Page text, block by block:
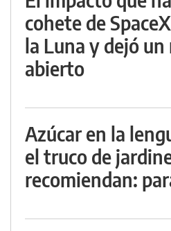
cohete de
la Luna y dejó
abierto
Azúcar en la
el truco de
recomiendan: